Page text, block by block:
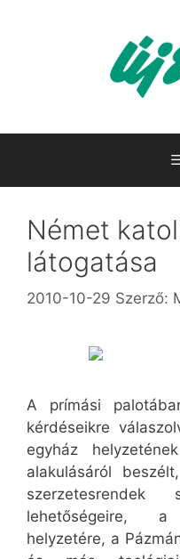
Német
látogatása
2010-10-29 Szerző:
A prímási
kérdéseikre
egyház
alakulásáról
lehetőségeire,
helyzetére, a